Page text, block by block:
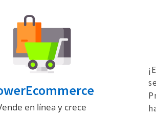
en línea y crece